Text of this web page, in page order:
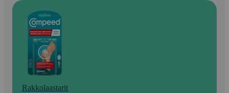
Rakkolaastarit